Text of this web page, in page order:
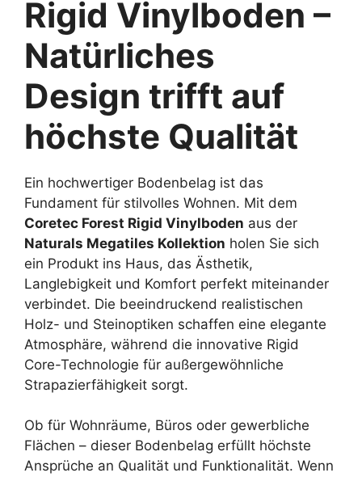
Rigid Vinylboden –
Natürliches
Design trifft auf
höchste Qualität
Ein hochwertiger Bodenbelag ist das
Fundament für stilvolles Wohnen. Mit dem
Coretec Forest Rigid Vinylboden aus der
Naturals Megatiles Kollektion holen Sie sich
ein Produkt ins Haus, das Ästhetik,
Langlebigkeit und Komfort perfekt miteinander
verbindet. Die beeindruckend realistischen
Holz- und Steinoptiken schaffen eine elegante
Atmosphäre, während die innovative Rigid
Core-Technologie für außergewöhnliche
Strapazierfähigkeit sorgt.
Ob für Wohnräume, Büros oder gewerbliche
Flächen – dieser Bodenbelag erfüllt höchste
Ansprüche an Qualität und Funktionalität. Wenn